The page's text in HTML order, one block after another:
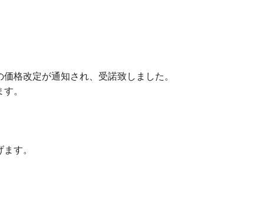
格改定が通知され、受諾致しました。
。
す。